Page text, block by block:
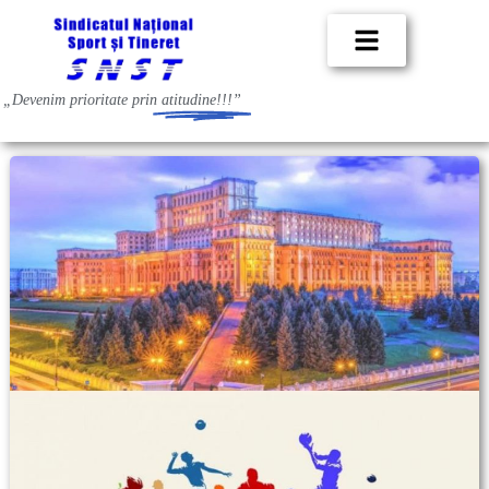
„Devenim prioritate prin atitudine!!!”